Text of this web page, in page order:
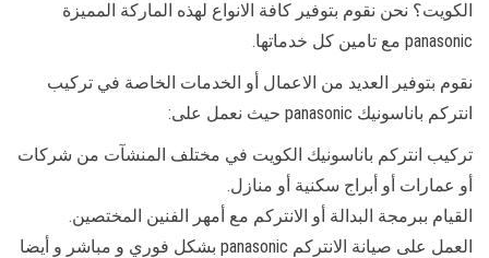
الكويت؟ نحن نقوم بتوفير كافة الانواع لهذه الماركة المميزة
panasonic مع تامين كل خدماتها.
نقوم بتوفير العديد من الاعمال أو الخدمات الخاصة في تركيب
انتركم باناسونيك panasonic حيث نعمل على:
تركيب انتركم باناسونيك الكويت في مختلف المنشآت من شركات
أو عمارات أو أبراج سكنية أو منازل.
القيام ببرمجة البدالة أو الانتركم مع أمهر الفنين المختصين.
العمل على صيانة الانتركم panasonic بشكل فوري و مباشر و أيضا